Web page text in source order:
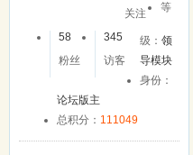
关注
58
粉丝
345
访客
等
级：领
导模块
身份：
论坛版主
总积分： 111049